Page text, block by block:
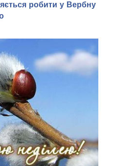
робити у Вербну